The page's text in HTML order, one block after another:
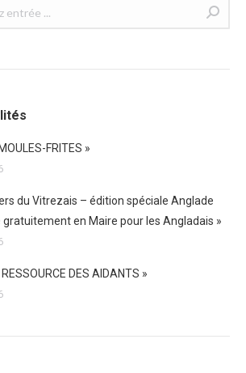
FRITES »
du Vitrezais – édition spéciale Anglade
gratuitement en Maire pour les Angladais »
DES AIDANTS »